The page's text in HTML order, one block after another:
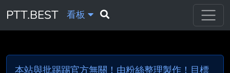
PTT.BEST 看板
本站與批踢踢官方無關！由粉絲整理製作！目標